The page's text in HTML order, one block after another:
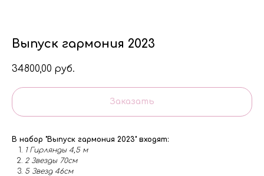
Выпуск гармония 2023
34800,00 руб.
Заказать
В набор "Выпуск гармония 2023" входят:
1 Гирлянды 4,5 м
2 Звезды 70см
5 Звезд 46см